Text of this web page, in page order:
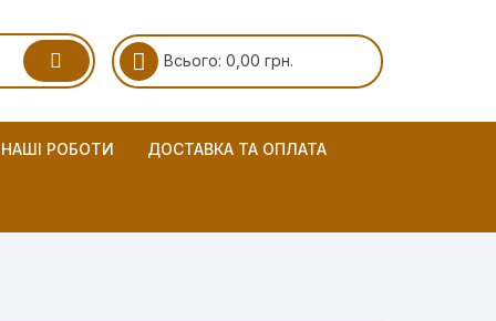
Всього: 0,00 грн.
НАШІ РОБОТИ ДОСТАВКА ТА ОПЛАТА